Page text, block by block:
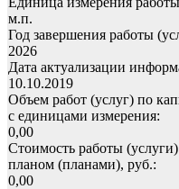
м.п.
Год завершения работы
2026
Дата актуализации
10.10.2019
Объем работ (услуг) по
с единицами измерения:
0,00
Стоимость работы
планом (планами), руб.:
0,00